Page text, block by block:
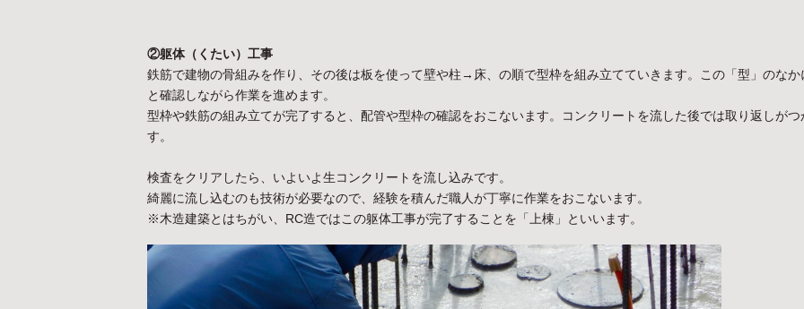
②躯体（くたい）工事
鉄筋で建物の骨組みを作り、その後は板を使って壁や柱→床、の順で型枠を組み立てていきます。この「型」のな
と確認しながら作業を進めます。
型枠や鉄筋の組み立てが完了すると、配管や型枠の確認をおこないます。コンクリートを流した後では取り返しが
す。
検査をクリアしたら、いよいよ生コンクリートを流し込みです。
綺麗に流し込むのも技術が必要なので、経験を積んだ職人が丁寧に作業をおこないます。
※木造建築とはちがい、RC造ではこの躯体工事が完了することを「上棟」といいます。